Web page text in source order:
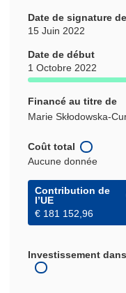
Date de signature
15 Juin 2022
Date de début
1 Octobre 2022
Financé au titre de
Marie Skłodowska-
Coût total
Aucune donnée
Contribution de
l’UE
€ 181 152,96
Investissement